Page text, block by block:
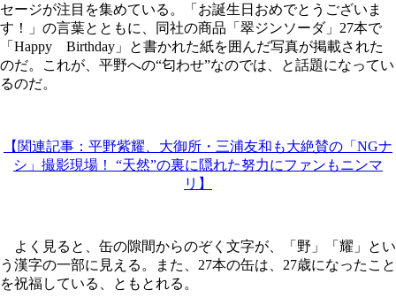
セージが注目を集めている。「お誕生日おめでとうございま
す！」の言葉とともに、同社の商品「翠ジンソーダ」27本で
「Happy Birthday」と書かれた紙を囲んだ写真が掲載された
のだ。これが、平野への“匂わせ”なのでは、と話題になってい
るのだ。
【関連記事：平野紫耀、大御所・三浦友和も大絶賛の「NGナ
シ」撮影現場！ “天然”の裏に隠れた努力にファンもニンマ
リ】
よく見ると、缶の隙間からのぞく文字が、「野」「耀」とい
う漢字の一部に見える。また、27本の缶は、27歳になったこと
を祝福している、ともとれる。